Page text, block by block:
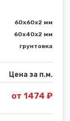
60х60х2 мм
60х40х2 мм
грунтовка
Цена за п.м.
от 1474 ₽